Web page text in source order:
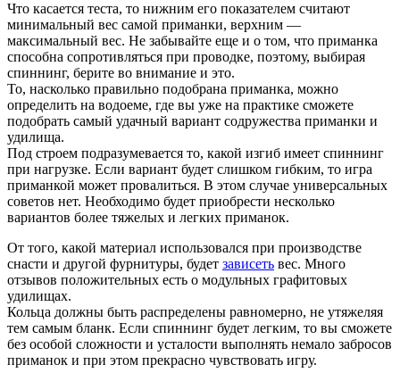
Что касается теста, то нижним его показателем считают
минимальный вес самой приманки, верхним —
максимальный вес. Не забывайте еще и о том, что приманка
способна сопротивляться при проводке, поэтому, выбирая
спиннинг, берите во внимание и это.
То, насколько правильно подобрана приманка, можно
определить на водоеме, где вы уже на практике сможете
подобрать самый удачный вариант содружества приманки и
удилища.
Под строем подразумевается то, какой изгиб имеет спиннинг
при нагрузке. Если вариант будет слишком гибким, то игра
приманкой может провалиться. В этом случае универсальных
советов нет. Необходимо будет приобрести несколько
вариантов более тяжелых и легких приманок.
От того, какой материал использовался при производстве
снасти и другой фурнитуры, будет зависеть вес. Много
отзывов положительных есть о модульных графитовых
удилищах.
Кольца должны быть распределены равномерно, не утяжеляя
тем самым бланк. Если спиннинг будет легким, то вы сможете
без особой сложности и усталости выполнять немало забросов
приманок и при этом прекрасно чувствовать игру.